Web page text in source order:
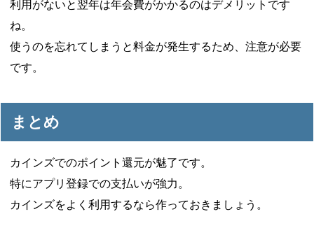
利用がないと翌年は年会費がかかるのはデメリットです
ね。
使うのを忘れてしまうと料金が発生するため、注意が必要
です。
まとめ
カインズでのポイント還元が魅了です。
特にアプリ登録での支払いが強力。
カインズをよく利用するなら作っておきましょう。